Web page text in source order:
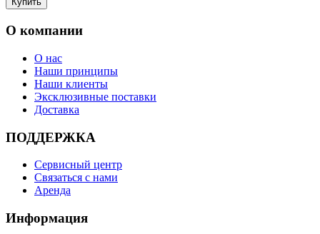
О компании
О нас
Наши принципы
Наши клиенты
Эксклюзивные поставки
Доставка
ПОДДЕРЖКА
Сервисный центр
Связаться с нами
Аренда
Информация